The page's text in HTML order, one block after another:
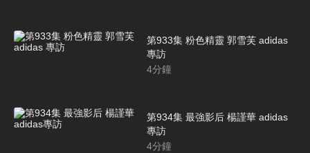
第933集 粉色精靈 郭雪芙 adidas
專訪
4分鐘
第934集 最強影后 楊謹華 adidas
專訪
4分鐘